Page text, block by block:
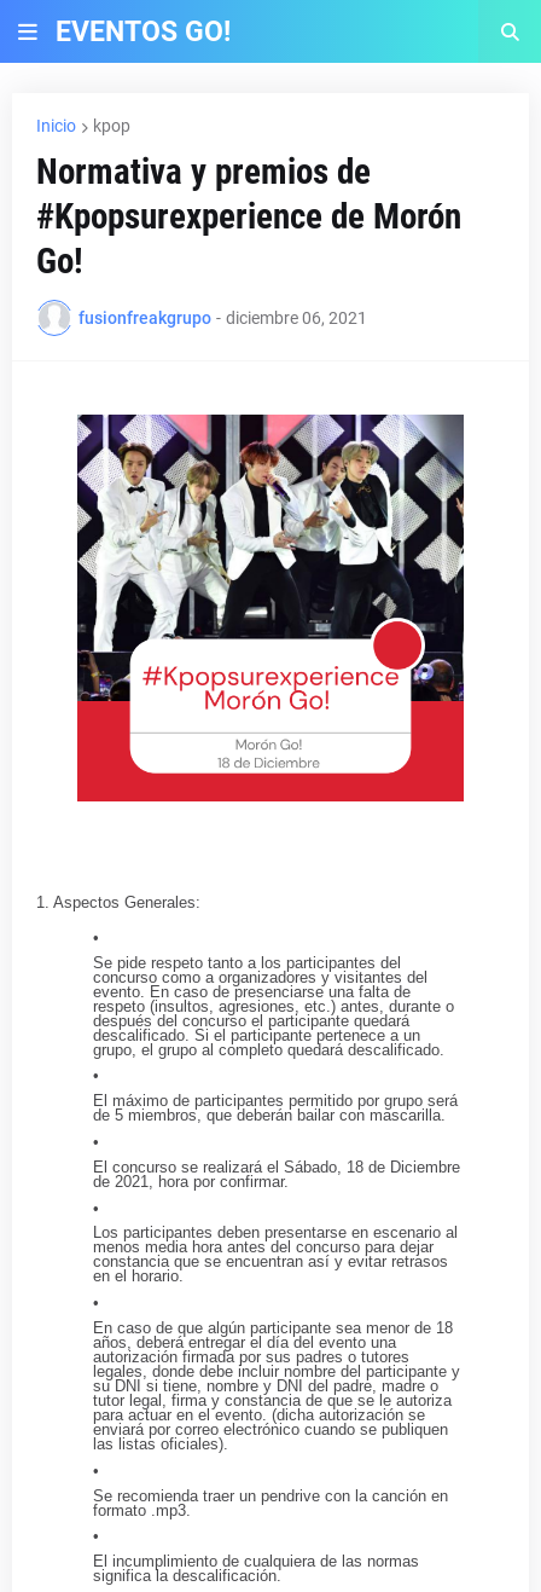
EVENTOS GO!
Inicio kpop
Normativa y premios de
#Kpopsurexperience de Morón
Go!
fusionfreakgrupo - diciembre 06, 2021
1. Aspectos Generales:
Se pide respeto tanto a los participantes del
concurso como a organizadores y visitantes del
evento. En caso de presenciarse una falta de
respeto (insultos, agresiones, etc.) antes, durante o
después del concurso el participante quedará
descalificado. Si el participante pertenece a un
grupo, el grupo al completo quedará descalificado.
El máximo de participantes permitido por grupo será
de 5 miembros, que deberán bailar con mascarilla.
El concurso se realizará el Sábado, 18 de Diciembre
de 2021, hora por confirmar.
Los participantes deben presentarse en escenario al
menos media hora antes del concurso para dejar
constancia que se encuentran así y evitar retrasos
en el horario.
En caso de que algún participante sea menor de 18
años, deberá entregar el día del evento una
autorización firmada por sus padres o tutores
legales, donde debe incluir nombre del participante y
su DNI si tiene, nombre y DNI del padre, madre o
tutor legal, firma y constancia de que se le autoriza
para actuar en el evento. (dicha autorización se
enviará por correo electrónico cuando se publiquen
las listas oficiales).
Se recomienda traer un pendrive con la canción en
formato .mp3.
El incumplimiento de cualquiera de las normas
significa la descalificación.